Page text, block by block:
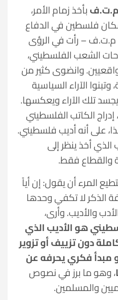
م.ت.فبأخذ زمام الأمر،
فلسطين في الدفاع
م.ت.ف – رأت في الرؤى
الشعب الفلسطيني،
وانضوى كثير من
الآراء السياسية
يجسد تلك الآراء ويعكسها.
الكاتب الفلسطيني
على أنه أديب فلسطيني.
أخذ ينظر إلى
والقطاع فقط.
المرء أن يقول: إن أياً
الذكر لا تكفي وحدها
والأديب. وأرى،
هو الأديب الذي
دون تزييف أو تزوير
مبدأ فكري يحرفه عن
، وهو ما برز في نصوص
والمسلمين.